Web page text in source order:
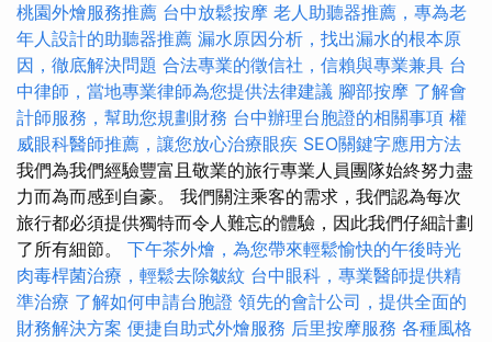
桃園外燴服務推薦 台中放鬆按摩 老人助聽器推薦，專為老
年人設計的助聽器推薦 漏水原因分析，找出漏水的根本原
因，徹底解決問題 合法專業的徵信社，信賴與專業兼具 台
中律師，當地專業律師為您提供法律建議 腳部按摩 了解會
計師服務，幫助您規劃財務 台中辦理台胞證的相關事項 權
威眼科醫師推薦，讓您放心治療眼疾 SEO關鍵字應用方法
我們為我們經驗豐富且敬業的旅行專業人員團隊始終努力盡
力而為而感到自豪。 我們關注乘客的需求，我們認為每次
旅行都必須提供獨特而令人難忘的體驗，因此我們仔細計劃
了所有細節。 下午茶外燴，為您帶來輕鬆愉快的午後時光
肉毒桿菌治療，輕鬆去除皺紋 台中眼科，專業醫師提供精
準治療 了解如何申請台胞證 領先的會計公司，提供全面的
財務解決方案 便捷自助式外燴服務 后里按摩服務 各種風格